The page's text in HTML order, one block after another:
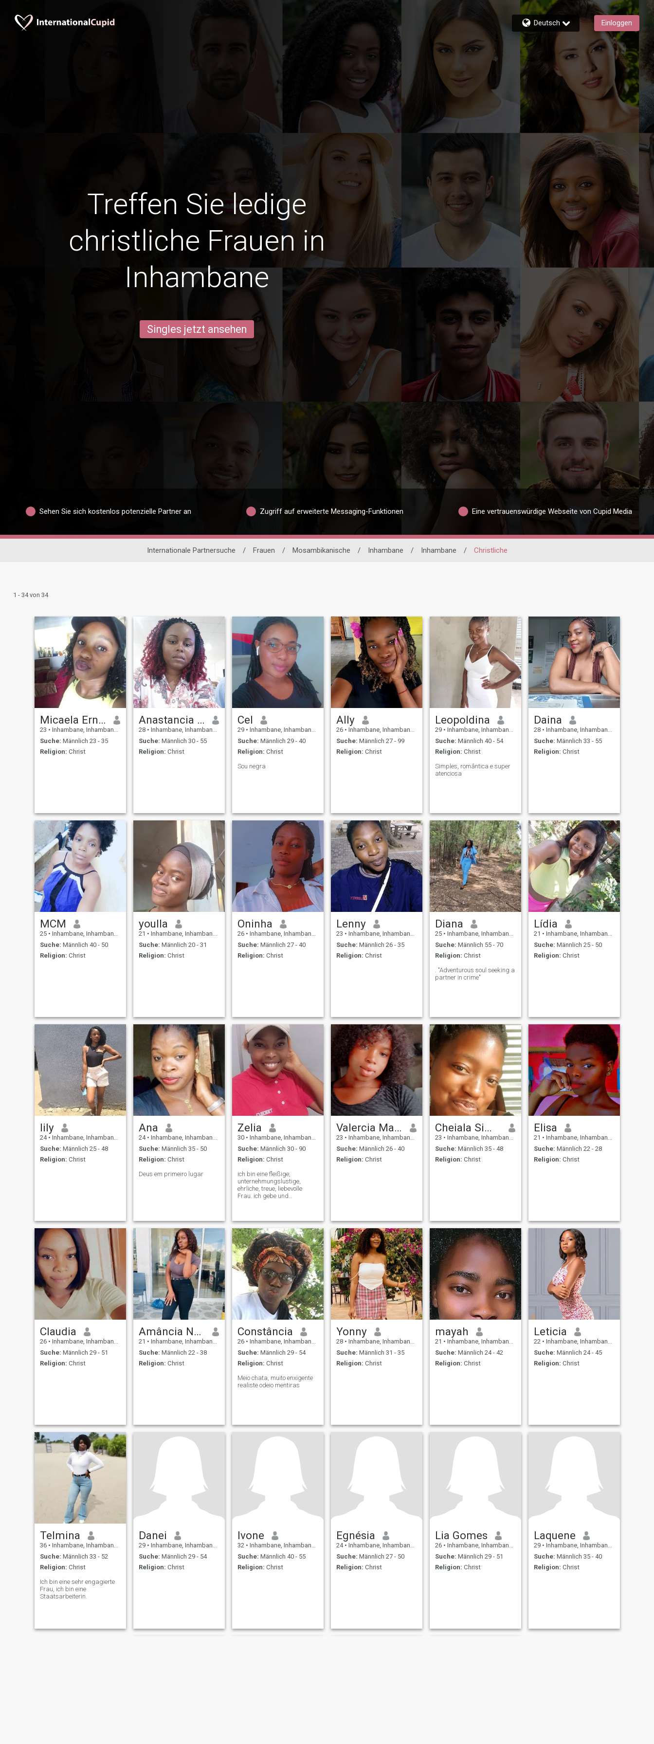
Deutsch Einloggen
Treffen Sie ledige
christliche Frauen in
Inhambane
Singles jetzt ansehen
Sehen Sie sich kostenlos potenzielle Partner an Zugriff auf erweiterte Messaging-Funktionen Eine vertrauenswürdige Webseite von Cupid Media
Internationale Partnersuche / Frauen / Mosambikanische / Inhambane / Inhambane / Christliche
1 - 34 von 34
Micaela Ernesto
23 • Inhambane, Inhambane, Mosambik
Suche: Männlich 23 - 35
Religion: Christ
Anastancia rodrigues Guiamba
28 • Inhambane, Inhambane, Mosambik
Suche: Männlich 30 - 55
Religion: Christ
Cel
29 • Inhambane, Inhambane, Mosambik
Suche: Männlich 29 - 40
Religion: Christ
Sou negra
Ally
26 • Inhambane, Inhambane, Mosambik
Suche: Männlich 27 - 99
Religion: Christ
Leopoldina
29 • Inhambane, Inhambane, Mosambik
Suche: Männlich 40 - 54
Religion: Christ
Simples, romântica e super
atenciosa
Daina
28 • Inhambane, Inhambane, Mosambik
Suche: Männlich 33 - 55
Religion: Christ
MCM
25 • Inhambane, Inhambane, Mosambik
Suche: Männlich 40 - 50
Religion: Christ
youlla
21 • Inhambane, Inhambane, Mosambik
Suche: Männlich 20 - 31
Religion: Christ
Oninha
26 • Inhambane, Inhambane, Mosambik
Suche: Männlich 27 - 40
Religion: Christ
Lenny
23 • Inhambane, Inhambane, Mosambik
Suche: Männlich 26 - 35
Religion: Christ
Diana
25 • Inhambane, Inhambane, Mosambik
Suche: Männlich 55 - 70
Religion: Christ
. "Adventurous soul seeking a
partner in crime"
Lídia
21 • Inhambane, Inhambane, Mosambik
Suche: Männlich 25 - 50
Religion: Christ
lily
24 • Inhambane, Inhambane, Mosambik
Suche: Männlich 25 - 48
Religion: Christ
Ana
24 • Inhambane, Inhambane, Mosambik
Suche: Männlich 35 - 50
Religion: Christ
Deus em primeiro lugar
Zelia
30 • Inhambane, Inhambane, Mosambik
Suche: Männlich 30 - 90
Religion: Christ
ich bin eine fleißige,
unternehmungslustige,
ehrliche, treue, liebevolle
Frau. ich gebe und
Hand in Hand am Strand,
ich mag keine Ausgänge, ich
bin ein bisschen
hausgemacht, ich will
jemanden, der bereit ist für
eine ernsthafte Beziehung...
Valercia Mahique
23 • Inhambane, Inhambane, Mosambik
Suche: Männlich 26 - 40
Religion: Christ
Cheiala Simões
23 • Inhambane, Inhambane, Mosambik
Suche: Männlich 35 - 48
Religion: Christ
Elisa
21 • Inhambane, Inhambane, Mosambik
Suche: Männlich 22 - 28
Religion: Christ
Claudia
26 • Inhambane, Inhambane, Mosambik
Suche: Männlich 29 - 51
Religion: Christ
Amância Nhavene
21 • Inhambane, Inhambane, Mosambik
Suche: Männlich 22 - 38
Religion: Christ
Constância
26 • Inhambane, Inhambane, Mosambik
Suche: Männlich 29 - 54
Religion: Christ
Meio chata, muito enxigente
realiste odeio mentiras
Yonny
28 • Inhambane, Inhambane, Mosambik
Suche: Männlich 31 - 35
Religion: Christ
mayah
21 • Inhambane, Inhambane, Mosambik
Suche: Männlich 24 - 42
Religion: Christ
Leticia
22 • Inhambane, Inhambane, Mosambik
Suche: Männlich 24 - 45
Religion: Christ
Telmina
36 • Inhambane, Inhambane, Mosambik
Suche: Männlich 33 - 52
Religion: Christ
Ich bin eine sehr engagierte
Frau, ich bin eine
Staatsarbeiterin.
Danei
29 • Inhambane, Inhambane, Mosambik
Suche: Männlich 29 - 54
Religion: Christ
Ivone
32 • Inhambane, Inhambane, Mosambik
Suche: Männlich 40 - 55
Religion: Christ
Egnésia
24 • Inhambane, Inhambane, Mosambik
Suche: Männlich 27 - 50
Religion: Christ
Lia Gomes
26 • Inhambane, Inhambane, Mosambik
Suche: Männlich 29 - 51
Religion: Christ
Laquene
29 • Inhambane, Inhambane, Mosambik
Suche: Männlich 35 - 40
Religion: Christ